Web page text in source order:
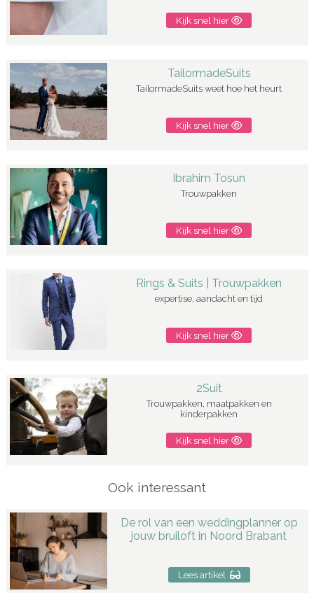
Kijk snel hier
TailormadeSuits
TailormadeSuits weet hoe het heurt
Kijk snel hier
Ibrahim Tosun
Trouwpakken
Kijk snel hier
Rings & Suits | Trouwpakken
expertise, aandacht en tijd
Kijk snel hier
2Suit
Trouwpakken, maatpakken en
kinderpakken
Kijk snel hier
Ook interessant
De rol van een weddingplanner op
jouw bruiloft in Noord Brabant
Lees artikel